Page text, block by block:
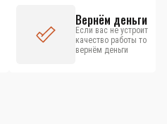
Вернём деньги
Если вас не устроит
качество работы то
вернём деньги